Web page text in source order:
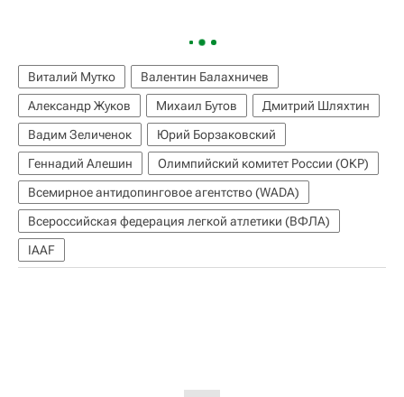
Виталий Мутко
Валентин Балахничев
Александр Жуков
Михаил Бутов
Дмитрий Шляхтин
Вадим Зеличенок
Юрий Борзаковский
Геннадий Алешин
Олимпийский комитет России (ОКР)
Всемирное антидопинговое агентство (WADA)
Всероссийская федерация легкой атлетики (ВФЛА)
IAAF